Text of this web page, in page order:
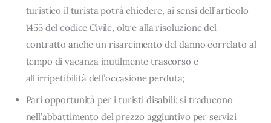
turistico il turista potrà chiedere, ai sensi dell’articolo
1455 del codice Civile, oltre alla risoluzione del
contratto anche un risarcimento del danno correlato al
tempo di vacanza inutilmente trascorso e
all’irripetibilità dell’occasione perduta;
Pari opportunità per i turisti disabili: si traducono
nell’abbattimento del prezzo aggiuntivo per servizi